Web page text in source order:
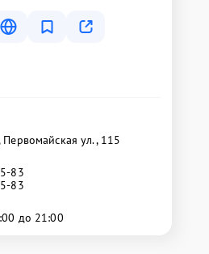
ул., 115
83
83
до 21:00